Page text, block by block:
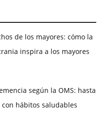
de los mayores: cómo la
inspira a los mayores
según la OMS: hasta
hábitos saludables